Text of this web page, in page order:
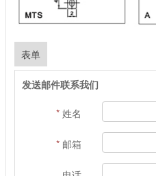
表单
发送邮件联系我们
* 姓名
* 邮箱